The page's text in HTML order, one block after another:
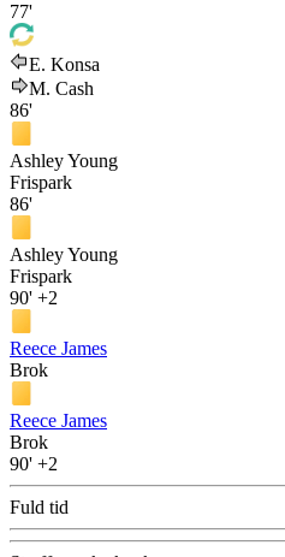
77'
E. Konsa
M. Cash
86'
Ashley Young
Frispark
86'
Ashley Young
Frispark
90' +2
Reece James
Brok
Reece James
Brok
90' +2
Fuld tid